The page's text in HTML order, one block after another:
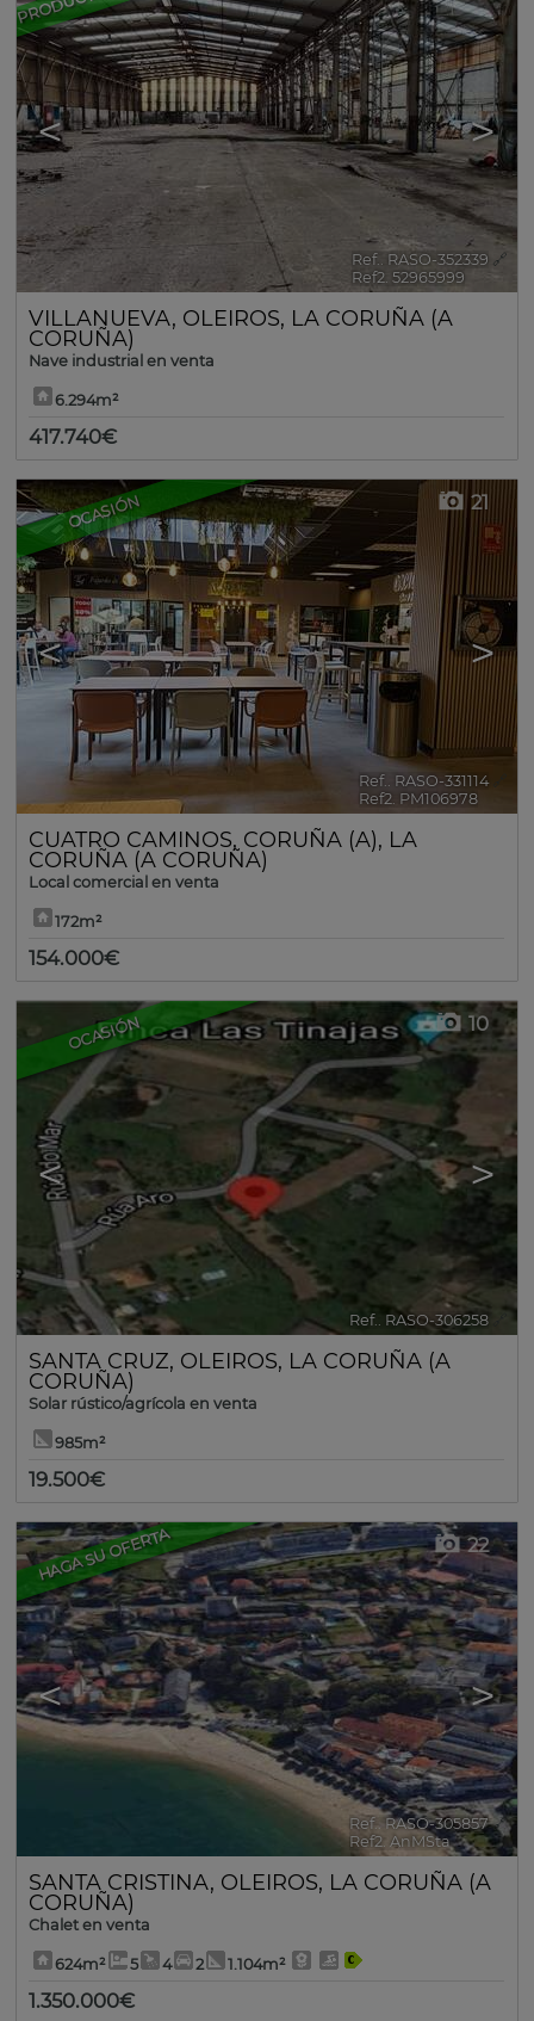
< >
Ref.. RASO-352339 🔗
Ref2. 52965999
VILLANUEVA, OLEIROS, LA CORUÑA (A
CORUÑA)
Nave industrial en venta
6.294m²
417.740€
OCASIÓN
< >
21
Ref.. RASO-331114
Ref2. PM106978
CUATRO CAMINOS, CORUÑA (A), LA
CORUÑA (A CORUÑA)
Local comercial en venta
172m²
154.000€
OCASIÓN
< >
10
Ref.. RASO-306258
SANTA CRUZ, OLEIROS, LA CORUÑA (A
CORUÑA)
Solar rústico/agrícola en venta
985m²
19.500€
HAGA SU OFERTA
< >
22
Ref.. RASO-305857 🔗
Ref2. AnMSta
SANTA CRISTINA, OLEIROS, LA CORUÑA (A
CORUÑA)
Chalet en venta
624m² 5 4 2 1.104m²
1.350.000€